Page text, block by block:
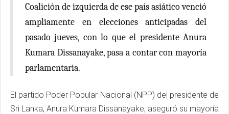
Coalición de izquierda de ese país asiático venció
ampliamente en elecciones anticipadas del
pasado jueves, con lo que el presidente Anura
Kumara Dissanayake, pasa a contar con mayoría
parlamentaria.
El partido Poder Popular Nacional (NPP) del presidente de
Sri Lanka, Anura Kumara Dissanayake, aseguró su mayoría